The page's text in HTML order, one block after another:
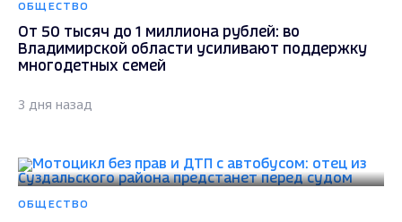
ОБЩЕСТВО
От 50 тысяч до 1 миллиона рублей: во
Владимирской области усиливают поддержку
многодетных семей
3 дня назад
ОБЩЕСТВО